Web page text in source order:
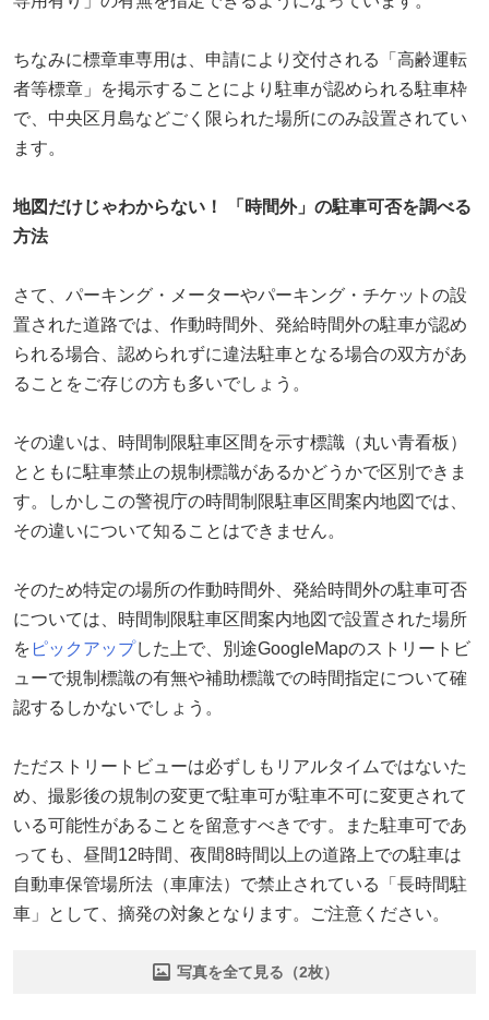
ちなみに標章車専用は、申請により交付される「高齢運転
者等標章」を掲示することにより駐車が認められる駐車枠
で、中央区月島などごく限られた場所にのみ設置されてい
ます。
地図だけじゃわからない！ 「時間外」の駐車可否を調べる
方法
さて、パーキング・メーターやパーキング・チケットの設
置された道路では、作動時間外、発給時間外の駐車が認め
られる場合、認められずに違法駐車となる場合の双方があ
ることをご存じの方も多いでしょう。
その違いは、時間制限駐車区間を示す標識（丸い青看板）
とともに駐車禁止の規制標識があるかどうかで区別できま
す。しかしこの警視庁の時間制限駐車区間案内地図では、
その違いについて知ることはできません。
そのため特定の場所の作動時間外、発給時間外の駐車可否
については、時間制限駐車区間案内地図で設置された場所
を ピックアップした上で、別途GoogleMapのストリートビ
ューで規制標識の有無や補助標識での時間指定について確
認するしかないでしょう。
ただストリートビューは必ずしもリアルタイムではないた
め、撮影後の規制の変更で駐車可が駐車不可に変更されて
いる可能性があることを留意すべきです。また駐車可であ
っても、昼間12時間、夜間8時間以上の道路上での駐車は
自動車保管場所法（車庫法）で禁止されている「長時間駐
車」として、摘発の対象となります。ご注意ください。
写真を全て見る（2枚）